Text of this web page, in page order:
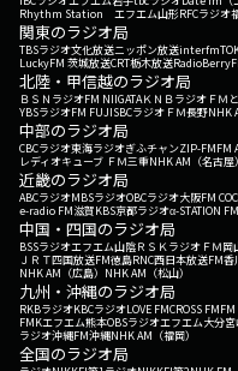
Rhythm Station エフエム山形RFCラジオ
関東のラジオ局
TBSラジオ文化放送ニッポン放送interfm
LuckyFM 茨城放送CRT栃木放送RadioBerry
北陸・甲信越のラジオ局
ＢＳＮラジオFM NIIGATAＫＮＢラジオ ＦＭ
YBSラジオFM FUJISBCラジオ ＦＭ長野NHK
中部のラジオ局
CBCラジオ東海ラジオぎふチャンZIP-FMFM
レディオキューブ ＦＭ三重NHK AM（名古屋）
近畿のラジオ局
ABCラジオMBSラジオOBCラジオ大阪FM
e-radio FM滋賀KBS京都ラジオα-STATION
中国・四国のラジオ局
BSSラジオエフエム山陰ＲＳＫラジオ ＦＭ岡
ＪＲＴ四国放送FM徳島RNC西日本放送FM香
NHK AM（広島） NHK AM（松山）
九州・沖縄のラジオ局
RKBラジオKBCラジオLOVE FMCROSS FM
FMKエフエム熊本OBSラジオエフエム大分
ラジオ沖縄FM沖縄NHK AM（福岡）
全国のラジオ局